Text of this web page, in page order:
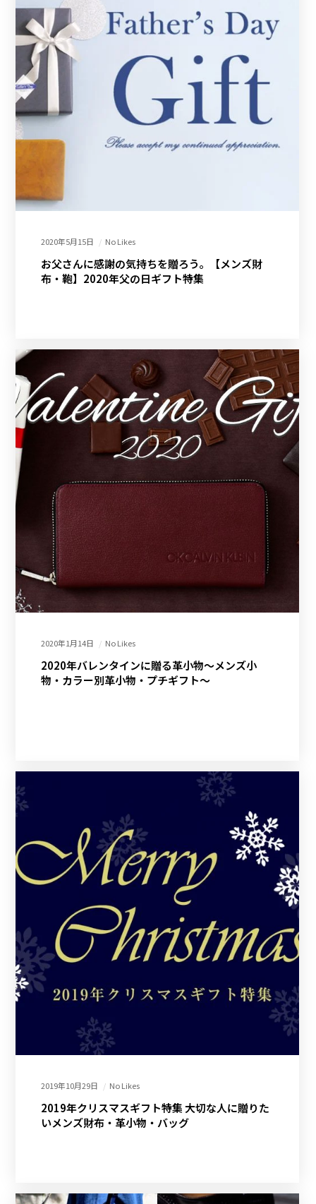
2020年5月15日 No Likes
お父さんに感謝の気持ちを贈ろう。【メンズ財
布・鞄】2020年父の日ギフト特集
2020年1月14日 No Likes
2020年バレンタインに贈る革小物～メンズ小
物・カラー別革小物・プチギフト～
2019年10月29日 No Likes
2019年クリスマスギフト特集 大切な人に贈りた
いメンズ財布・革小物・バッグ